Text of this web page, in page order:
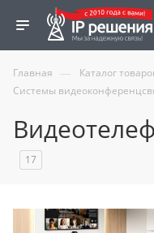
Главная — Каталог
Системы
17